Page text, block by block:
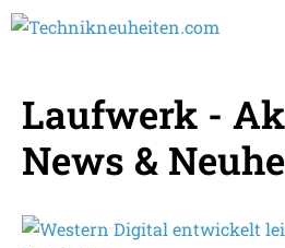
Laufwerk -
News &